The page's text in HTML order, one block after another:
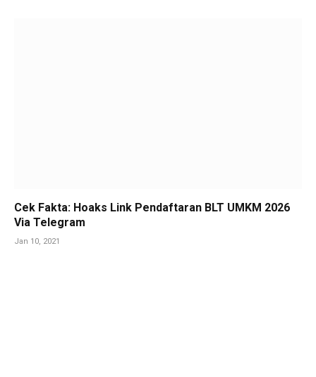
Cek Fakta: Hoaks Link Pendaftaran BLT UMKM 2026
Via Telegram
Jan 10, 2021